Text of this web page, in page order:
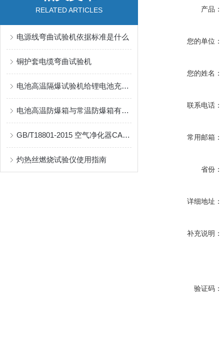
RELATED ARTICLES
电源线弯曲试验机依据标准是什么
铜护套电缆弯曲试验机
电池高温隔爆试验机给锂电池充电的过程，看了你就懂
电池高温防爆箱与常温防爆箱有何区别？
GB/T18801-2015 空气净化器CADR环境测试舱
灼热丝燃烧试验仪使用指南
产品：
您的单位：
您的姓名：
联系电话：
常用邮箱：
省份：
详细地址：
补充说明：
验证码：